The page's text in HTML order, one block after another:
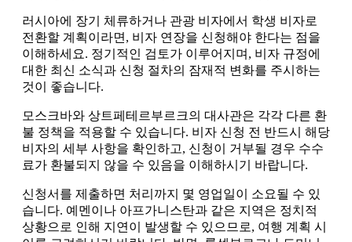
러시아에 장기 체류하거나 관광 비자에서 학생 비자로
전환할 계획이라면, 비자 연장을 신청해야 한다는 점을
이해하세요. 정기적인 검토가 이루어지며, 비자 규정에
대한 최신 소식과 신청 절차의 잠재적 변화를 주시하는
것이 좋습니다.
모스크바와 상트페테르부르크의 대사관은 각각 다른 환
불 정책을 적용할 수 있습니다. 비자 신청 전 반드시 해당
비자의 세부 사항을 확인하고, 신청이 거부될 경우 수수
료가 환불되지 않을 수 있음을 이해하시기 바랍니다.
신청서를 제출하면 처리까지 몇 영업일이 소요될 수 있
습니다. 예멘이나 아프가니스탄과 같은 지역은 정치적
상황으로 인해 지연이 발생할 수 있으므로, 여행 계획 시